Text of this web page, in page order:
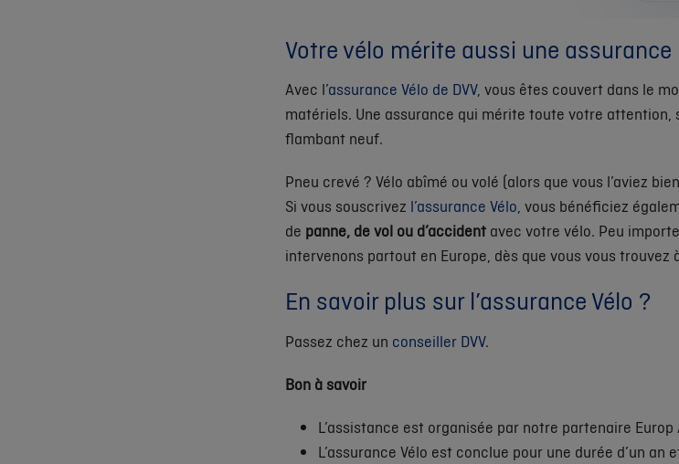
Votre vélo mérite aussi une assurance
Avec l’assurance Vélo de DVV, vous êtes couvert dans le
matériels. Une assurance qui mérite toute votre attention,
flambant neuf.
Pneu crevé ? Vélo abîmé ou volé (alors que vous l’aviez
Si vous souscrivez l’assurance Vélo, vous bénéficiez
de panne, de vol ou d’accident avec votre vélo. Peu
intervenons partout en Europe, dès que vous vous trouvez
En savoir plus sur l’assurance Vélo ?
Passez chez un conseiller DVV.
Bon à savoir
L’assistance est organisée par notre partenaire
L’assurance Vélo est conclue pour une durée d’un